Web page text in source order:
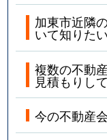
加東市近隣
いて知りたい
複数の不動
見積もりし
今の不動産